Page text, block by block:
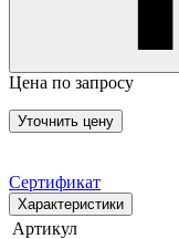
Цена по запросу
Уточнить цену
Сертификат
Характеристики
Артикул